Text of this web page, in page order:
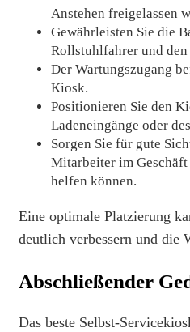
Anstehen freigelassen
Gewährleisten Sie die
Rollstuhlfahrer und
Der Wartungszugang
Kiosk.
Positionieren Sie den
Ladeneingänge oder
Sorgen Sie für gute
Mitarbeiter im
helfen können.
Eine optimale Platzierung
deutlich verbessern und die
Abschließender
Das beste Selbst-